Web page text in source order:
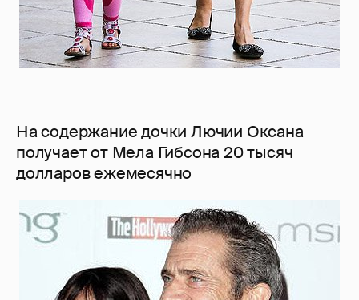
На содержание дочки Лючии Оксана
получает от Мела Гибсона 20 тысяч
долларов ежемесячно